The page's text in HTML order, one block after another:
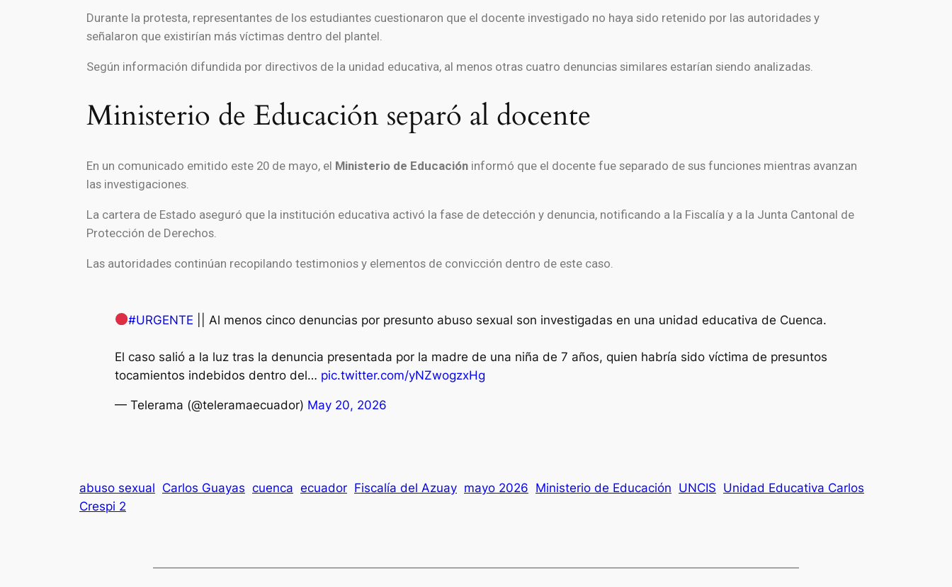
Durante la protesta, representantes de los estudiantes cuestionaron que el docente investigado no haya sido retenido por las autoridades y
señalaron que existirían más víctimas dentro del plantel.
Según información difundida por directivos de la unidad educativa, al menos otras cuatro denuncias similares estarían siendo analizadas.
Ministerio de Educación separó al docente
En un comunicado emitido este 20 de mayo, el Ministerio de Educación informó que el docente fue separado de sus funciones mientras avanzan
las investigaciones.
La cartera de Estado aseguró que la institución educativa activó la fase de detección y denuncia, notificando a la Fiscalía y a la Junta Cantonal de
Protección de Derechos.
Las autoridades continúan recopilando testimonios y elementos de convicción dentro de este caso.
#URGENTE || Al menos cinco denuncias por presunto abuso sexual son investigadas en una unidad educativa de Cuenca.
El caso salió a la luz tras la denuncia presentada por la madre de una niña de 7 años, quien habría sido víctima de presuntos
tocamientos indebidos dentro del… pic.twitter.com/yNZwogzxHg
— Telerama (@teleramaecuador) May 20, 2026
abuso sexual Carlos Guayas cuenca ecuador Fiscalía del Azuay mayo 2026 Ministerio de Educación UNCIS Unidad Educativa Carlos
Crespi 2